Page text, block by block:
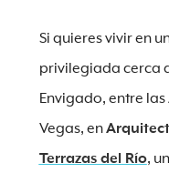
Si quieres vivir en
privilegiada cerca
Envigado, entre
Vegas, en
Terrazas del Río,